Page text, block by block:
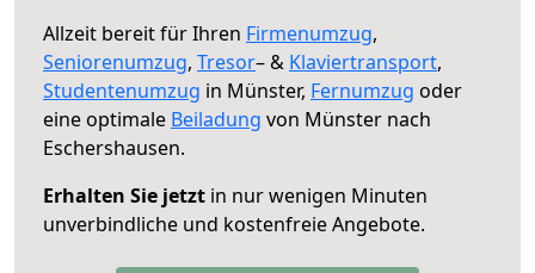
Allzeit bereit für Ihren Firmenumzug,
Seniorenumzug, Tresor– & Klaviertransport,
Studentenumzug in Münster, Fernumzug oder
eine optimale Beiladung von Münster nach
Eschershausen.
Erhalten Sie jetzt in nur wenigen Minuten
unverbindliche und kostenfreie Angebote.